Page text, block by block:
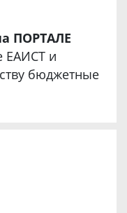
ПОРТАЛЕ
ЕАИСТ и
бюджетные